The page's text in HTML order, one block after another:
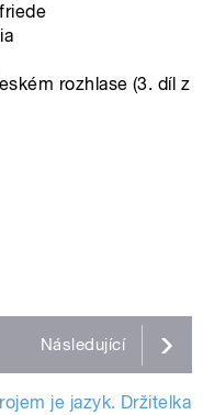
rozhlase (3. díl z
Následující
je jazyk. Držitelka